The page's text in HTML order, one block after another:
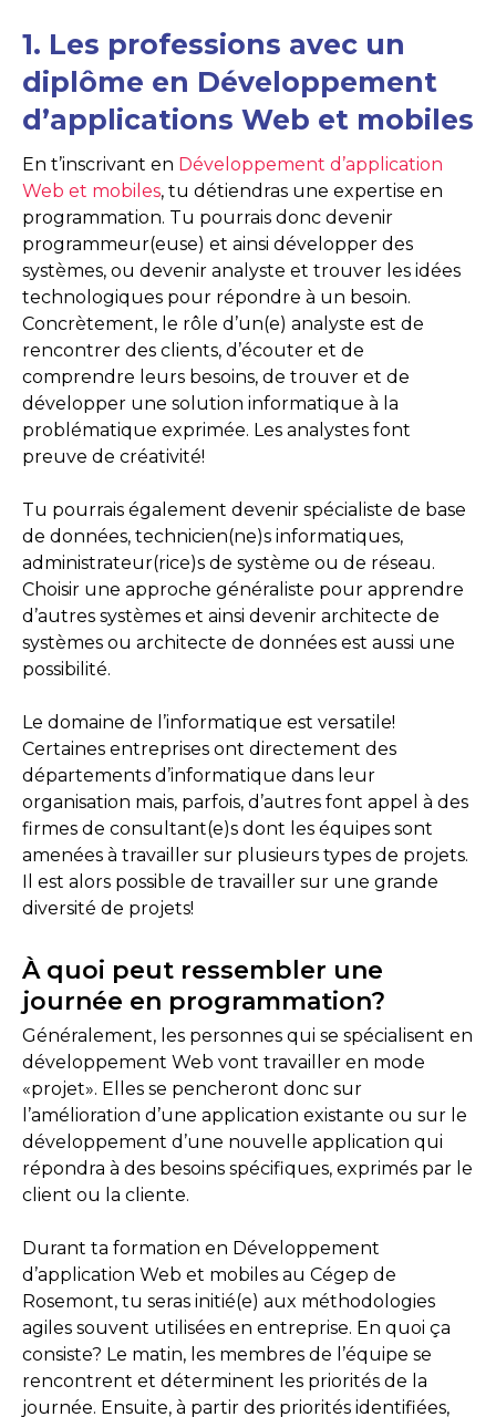
1. Les professions avec un
diplôme en Développement
d’applications Web et mobiles
En t’inscrivant en Développement d’application
Web et mobiles, tu détiendras une expertise en
programmation. Tu pourrais donc devenir
programmeur(euse) et ainsi développer des
systèmes, ou devenir analyste et trouver les idées
technologiques pour répondre à un besoin.
Concrètement, le rôle d’un(e) analyste est de
rencontrer des clients, d’écouter et de
comprendre leurs besoins, de trouver et de
développer une solution informatique à la
problématique exprimée. Les analystes font
preuve de créativité!
Tu pourrais également devenir spécialiste de base
de données, technicien(ne)s informatiques,
administrateur(rice)s de système ou de réseau.
Choisir une approche généraliste pour apprendre
d’autres systèmes et ainsi devenir architecte de
systèmes ou architecte de données est aussi une
possibilité.
Le domaine de l’informatique est versatile!
Certaines entreprises ont directement des
départements d’informatique dans leur
organisation mais, parfois, d’autres font appel à des
firmes de consultant(e)s dont les équipes sont
amenées à travailler sur plusieurs types de projets.
Il est alors possible de travailler sur une grande
diversité de projets!
À quoi peut ressembler une
journée en programmation?
Généralement, les personnes qui se spécialisent en
développement Web vont travailler en mode
«projet». Elles se pencheront donc sur
l’amélioration d’une application existante ou sur le
développement d’une nouvelle application qui
répondra à des besoins spécifiques, exprimés par le
client ou la cliente.
Durant ta formation en Développement
d’application Web et mobiles au Cégep de
Rosemont, tu seras initié(e) aux méthodologies
agiles souvent utilisées en entreprise. En quoi ça
consiste? Le matin, les membres de l’équipe se
rencontrent et déterminent les priorités de la
journée. Ensuite, à partir des priorités identifiées,